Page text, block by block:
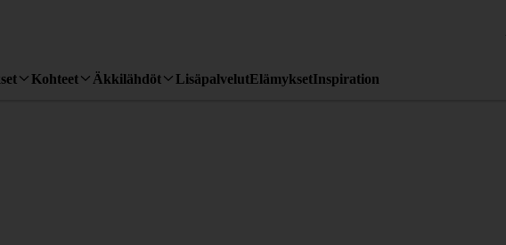
Kohteet Äkkilähdöt LisäpalvelutElämyksetInspiration